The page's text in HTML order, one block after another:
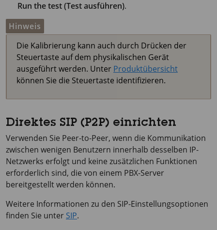
Run the test (Test ausführen).
Hinweis
Die Kalibrierung kann auch durch Drücken der
Steuertaste auf dem physikalischen Gerät
ausgeführt werden. Unter Produktübersicht
können Sie die Steuertaste identifizieren.
Direktes SIP (P2P) einrichten
Verwenden Sie Peer-to-Peer, wenn die Kommunikation
zwischen wenigen Benutzern innerhalb desselben IP-
Netzwerks erfolgt und keine zusätzlichen Funktionen
erforderlich sind, die von einem PBX-Server
bereitgestellt werden können.
Weitere Informationen zu den SIP-Einstellungsoptionen
finden Sie unter SIP.